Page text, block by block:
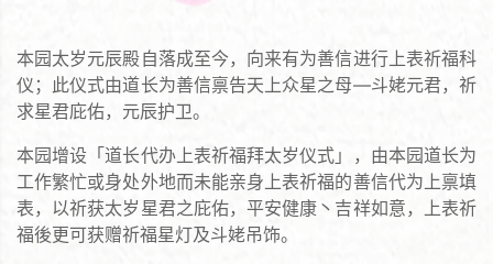
本园太岁元辰殿自落成至今，向来有为善信进行上表祈福科
仪；此仪式由道长为善信禀告天上众星之母—斗姥元君，祈
求星君庇佑，元辰护卫。
本园增设「道长代办上表祈福拜太岁仪式」，由本园道长为
工作繁忙或身处外地而未能亲身上表祈福的善信代为上禀填
表，以祈获太岁星君之庇佑，平安健康丶吉祥如意，上表祈
福後更可获赠祈福星灯及斗姥吊饰。